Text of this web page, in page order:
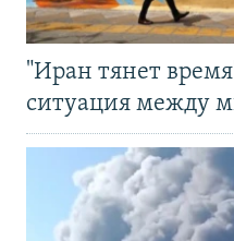
"Иран тянет
ситуация между